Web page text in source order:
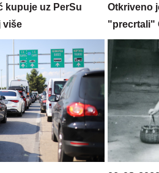
kupuje uz PerSu
više
Otkriveno
"precrtali"